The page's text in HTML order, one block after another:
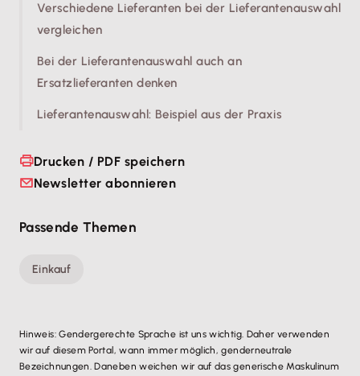
Verschiedene Lieferanten bei der Lieferantenauswahl
vergleichen
Bei der Lieferantenauswahl auch an
Ersatzlieferanten denken
Lieferantenauswahl: Beispiel aus der Praxis
Drucken / PDF speichern
Newsletter abonnieren
Passende Themen
Einkauf
Hinweis: Gendergerechte Sprache ist uns wichtig. Daher verwenden
wir auf diesem Portal, wann immer möglich, genderneutrale
Bezeichnungen. Daneben weichen wir auf das generische Maskulinum